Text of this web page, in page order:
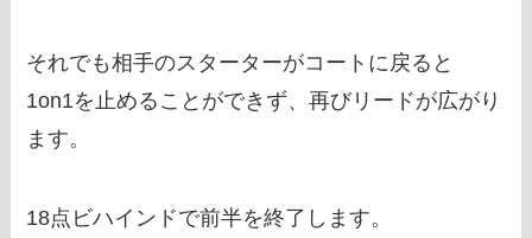
それでも相手のスターターがコートに戻ると
1on1を止めることができず、再びリードが広がり
ます。
18点ビハインドで前半を終了します。